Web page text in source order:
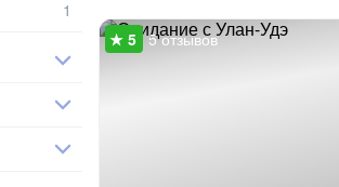
5 отзывов